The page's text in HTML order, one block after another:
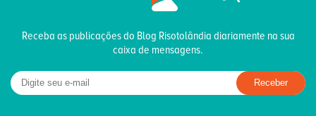
Receba as publicações do Blog Risotolândia diariamente na sua
caixa de mensagens.